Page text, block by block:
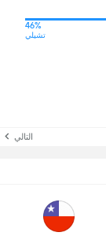
46%
تشيلي
التالي